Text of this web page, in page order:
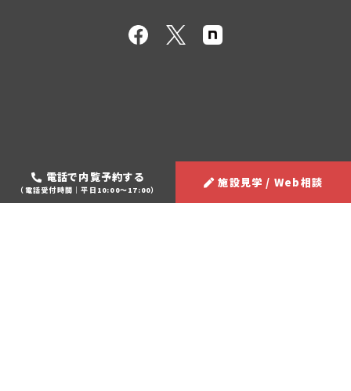
電話で内覧予約する
（電話受付時間｜平日10:00～17:00）
施設見学 / Web相談